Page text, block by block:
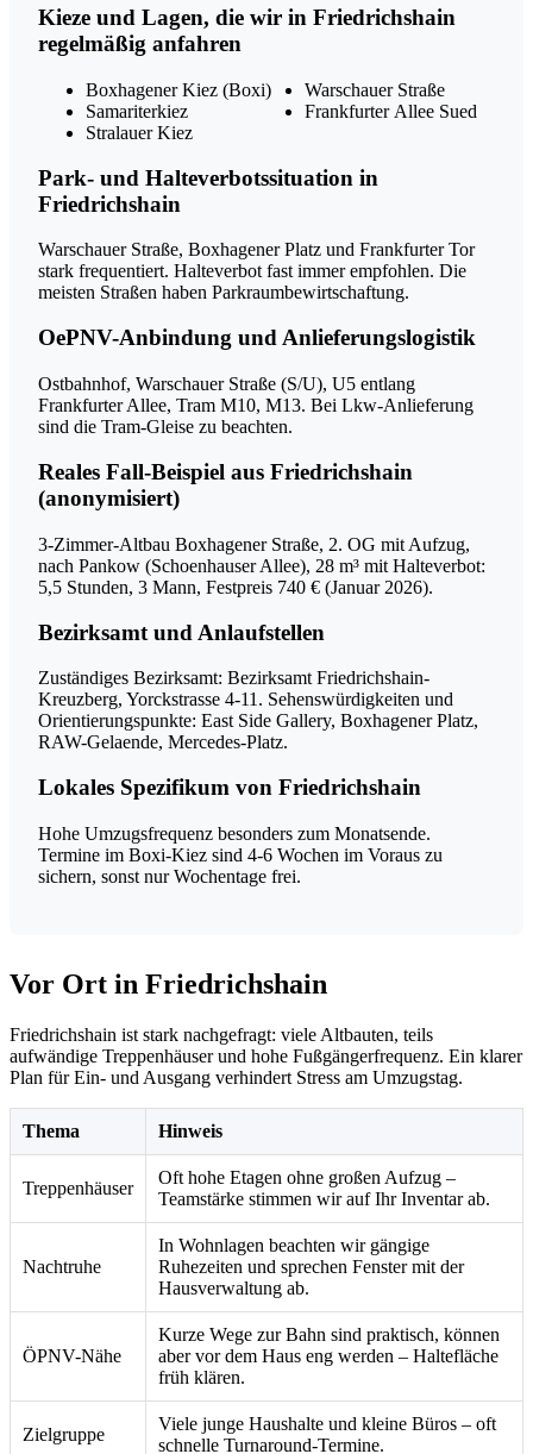
Kieze und Lagen, die wir in Friedrichshain
regelmäßig anfahren
Boxhagener Kiez (Boxi)
Samariterkiez
Stralauer Kiez
Warschauer Straße
Frankfurter Allee Sued
Park- und Halteverbotssituation in
Friedrichshain
Warschauer Straße, Boxhagener Platz und Frankfurter Tor
stark frequentiert. Halteverbot fast immer empfohlen. Die
meisten Straßen haben Parkraumbewirtschaftung.
OePNV-Anbindung und Anlieferungslogistik
Ostbahnhof, Warschauer Straße (S/U), U5 entlang
Frankfurter Allee, Tram M10, M13. Bei Lkw-Anlieferung
sind die Tram-Gleise zu beachten.
Reales Fall-Beispiel aus Friedrichshain
(anonymisiert)
3-Zimmer-Altbau Boxhagener Straße, 2. OG mit Aufzug,
nach Pankow (Schoenhauser Allee), 28 m³ mit Halteverbot:
5,5 Stunden, 3 Mann, Festpreis 740 € (Januar 2026).
Bezirksamt und Anlaufstellen
Zuständiges Bezirksamt: Bezirksamt Friedrichshain-
Kreuzberg, Yorckstrasse 4-11. Sehenswürdigkeiten und
Orientierungspunkte: East Side Gallery, Boxhagener Platz,
RAW-Gelaende, Mercedes-Platz.
Lokales Spezifikum von Friedrichshain
Hohe Umzugsfrequenz besonders zum Monatsende.
Termine im Boxi-Kiez sind 4-6 Wochen im Voraus zu
sichern, sonst nur Wochentage frei.
Vor Ort in Friedrichshain
Friedrichshain ist stark nachgefragt: viele Altbauten, teils
aufwändige Treppenhäuser und hohe Fußgängerfrequenz. Ein klarer
Plan für Ein- und Ausgang verhindert Stress am Umzugstag.
Thema Hinweis
Treppenhäuser
Oft hohe Etagen ohne großen Aufzug –
Teamstärke stimmen wir auf Ihr Inventar ab.
Nachtruhe
In Wohnlagen beachten wir gängige
Ruhezeiten und sprechen Fenster mit der
Hausverwaltung ab.
ÖPNV-Nähe
Kurze Wege zur Bahn sind praktisch, können
aber vor dem Haus eng werden – Haltefläche
früh klären.
Zielgruppe
Viele junge Haushalte und kleine Büros – oft
schnelle Turnaround-Termine.